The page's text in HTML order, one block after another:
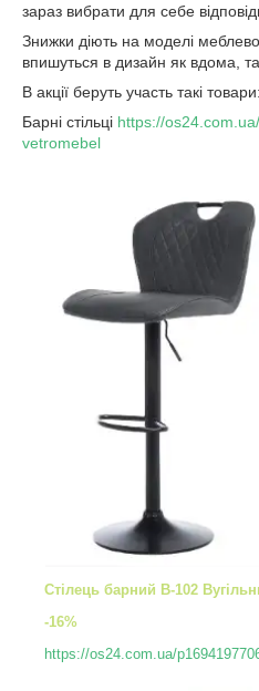
зараз вибрати для себе
Знижки діють на моделі
впишуться в дизайн як вдома,
В акції беруть участь такі товари:
Барні стільці https://
vetromebel
Стілець барний B-102
-16%
https://os24.com.ua/